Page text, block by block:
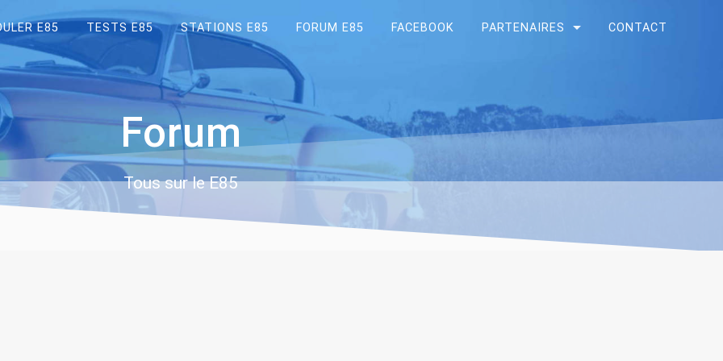
E85 TESTS E85 STATIONS E85 FORUM E85 FACEBOOK PARTENAIRES CONTACT
Forum
Tous sur le E85